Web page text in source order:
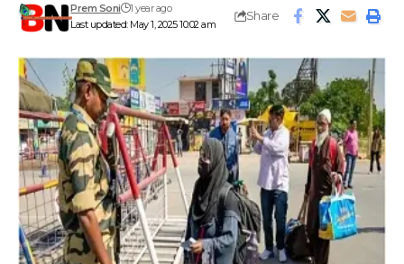
Last updated: May 1, 2025 10:02 am
Prem Soni 1 year ago
Share